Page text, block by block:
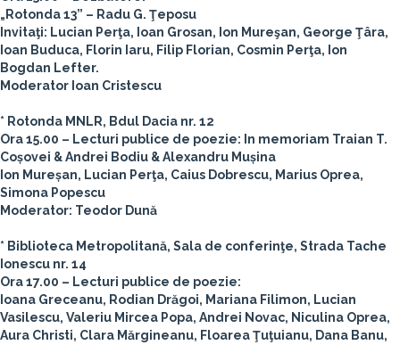
„Rotonda 13” – Radu G. Ţeposu
Invitaţi: Lucian Perţa, Ioan Grosan, Ion Mureşan, George Ţâra,
Ioan Buduca, Florin Iaru, Filip Florian, Cosmin Perţa, Ion
Bogdan Lefter.
Moderator Ioan Cristescu
* Rotonda MNLR, Bdul Dacia nr. 12
Ora 15.00 – Lecturi publice de poezie: In memoriam Traian T.
Coșovei & Andrei Bodiu & Alexandru Mușina
Ion Mureșan, Lucian Perţa, Caius Dobrescu, Marius Oprea,
Simona Popescu
Moderator: Teodor Dună
* Biblioteca Metropolitană, Sala de conferinţe, Strada Tache
Ionescu nr. 14
Ora 17.00 – Lecturi publice de poezie:
Ioana Greceanu, Rodian Drăgoi, Mariana Filimon, Lucian
Vasilescu, Valeriu Mircea Popa, Andrei Novac, Niculina Oprea,
Aura Christi, Clara Mărgineanu, Floarea Ţuţuianu, Dana Banu,